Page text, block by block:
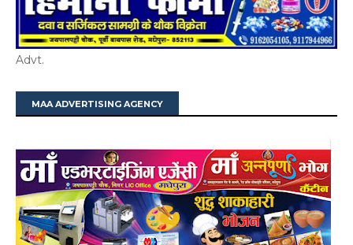
Advt.
MAA ADVERTISING AGENCY